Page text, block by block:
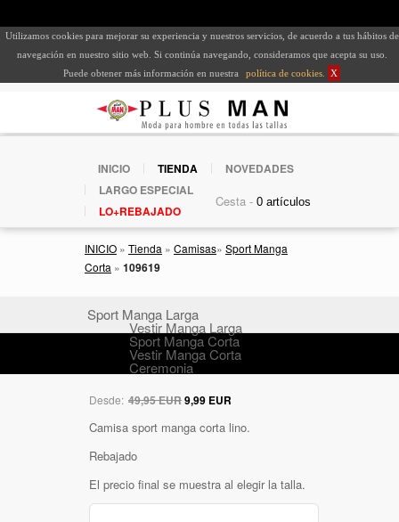
Utilizamos cookies para mejorar su experiencia y nuestros servicios, de acuerdo a tus hábitos de
navegación en nuestro sitio web. Si continúa navegando, consideramos que acepta su uso.
Puede obtener más información en nuestra
política de cookies X
INICIO TIENDA
NOVEDADES
LARGO ESPECIAL
LO+REBAJADO
Cesta -
INICIO » Tienda » Camisas» Sport Manga
Corta » 109619
Sport Manga Larga
Vestir Manga Larga
Sport Manga Corta
Vestir Manga Corta
Ceremonia
Desde: 49,95 EUR9,99 EUR
Camisa sport manga corta lino.
Rebajado
El precio final se muestra al elegir la talla.